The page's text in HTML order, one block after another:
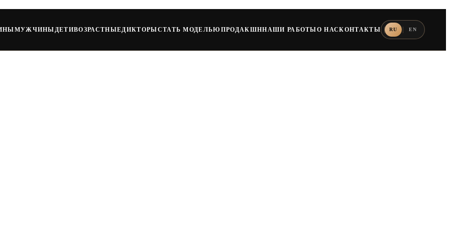
МУЖЧИНЫ ДЕТИВОЗРАСТНЫЕДИКТОРЫСТАТЬ МОДЕЛЬЮ ПРОДАКШННАШИ РАБОТЫО НАСКОНТАКТЫ RU EN